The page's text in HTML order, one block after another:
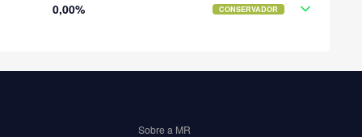
0,00% CONSERVADOR
Sobre a MR